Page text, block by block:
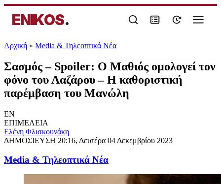
ENIKOS.
Αρχική » Media & Τηλεοπτικά Νέα
Σασμός – Spoiler: Ο Μαθιός ομολογεί τον
φόνο του Λαζάρου – Η καθοριστική
παρέμβαση του Μανώλη
EN
ΕΠΙΜΕΛΕΙΑ
Ελένη Φλισκουνάκη
ΔΗΜΟΣΙΕΥΣΗ 20:16, Δευτέρα 04 Δεκεμβρίου 2023
Media & Τηλεοπτικά Νέα